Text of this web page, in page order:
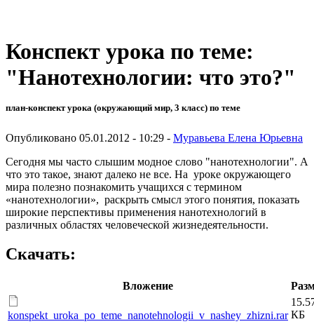
Конспект урока по теме:
"Нанотехнологии: что это?"
план-конспект урока (окружающий мир, 3 класс) по теме
Опубликовано 05.01.2012 - 10:29 - Муравьева Елена Юрьевна
Сегодня мы часто слышим модное слово "нанотехнологии". А
что это такое, знают далеко не все. На уроке окружающего
мира полезно познакомить учащихся с термином
«нанотехнологии», раскрыть смысл этого понятия, показать
широкие перспективы применения нанотехнологий в
различных областях человеческой жизнедеятельности.
Скачать:
Вложение
konspekt_uroka_po_teme_nanotehnologii_v_nashey_zhizni.rar КБ